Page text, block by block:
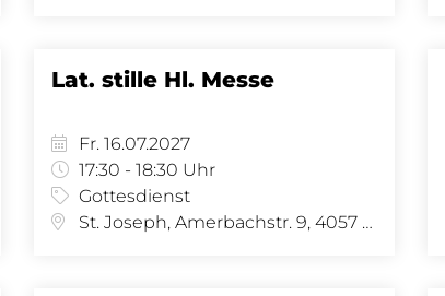
Lat. stille Hl. Messe
Fr. 16.07.2027
17:30 - 18:30 Uhr
Gottesdienst
St. Joseph, Amerbachstr. 9, 4057 Basel